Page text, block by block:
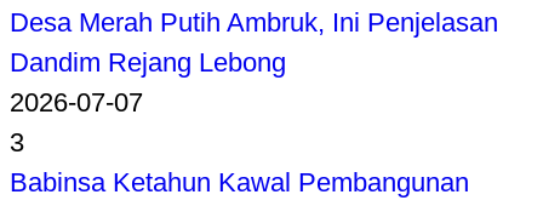
Desa Merah Putih Ambruk, Ini Penjelasan
Dandim Rejang Lebong
2026-07-07
3
Babinsa Ketahun Kawal Pembangunan